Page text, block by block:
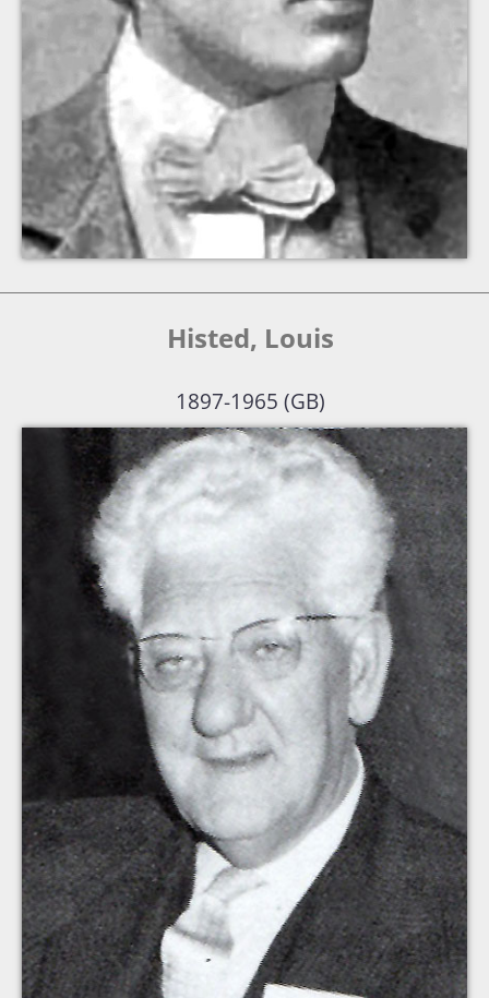
Histed, Louis
1897-1965 (GB)